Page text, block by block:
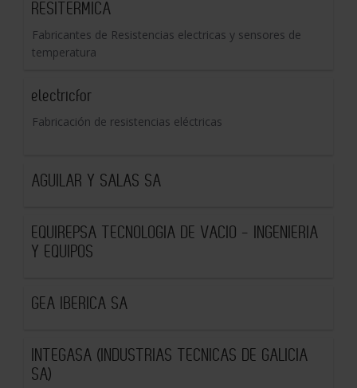
RESITERMICA
Fabricantes de Resistencias electricas y sensores de
temperatura
electricfor
Fabricación de resistencias eléctricas
AGUILAR Y SALAS SA
EQUIREPSA TECNOLOGIA DE VACIO - INGENIERIA
Y EQUIPOS
GEA IBERICA SA
INTEGASA (INDUSTRIAS TECNICAS DE GALICIA
SA)